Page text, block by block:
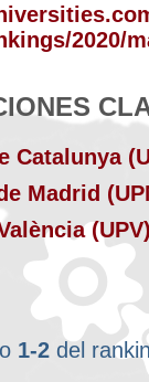
2020/
Catalunya
Madrid
1-2 del